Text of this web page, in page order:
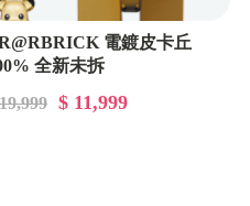
電鍍皮卡丘
全新未拆
$ 11,999